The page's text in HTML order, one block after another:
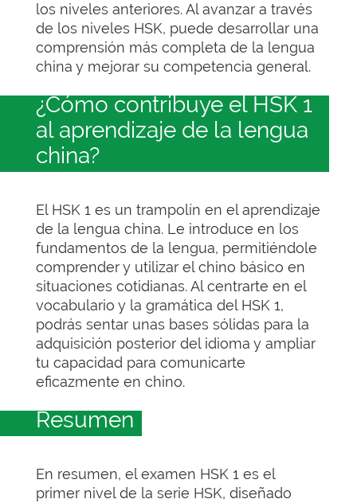
los niveles anteriores. Al avanzar a través
de los niveles HSK, puede desarrollar una
comprensión más completa de la lengua
china y mejorar su competencia general.
¿Cómo contribuye el HSK 1
al aprendizaje de la lengua
china?
El HSK 1 es un trampolín en el aprendizaje
de la lengua china. Le introduce en los
fundamentos de la lengua, permitiéndole
comprender y utilizar el chino básico en
situaciones cotidianas. Al centrarte en el
vocabulario y la gramática del HSK 1,
podrás sentar unas bases sólidas para la
adquisición posterior del idioma y ampliar
tu capacidad para comunicarte
eficazmente en chino.
Resumen
En resumen, el examen HSK 1 es el
primer nivel de la serie HSK, diseñado